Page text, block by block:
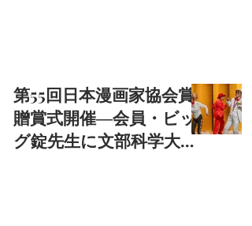
第55回日本漫画家協会賞
贈賞式開催―会員・ビッ
グ錠先生に文部科学大臣